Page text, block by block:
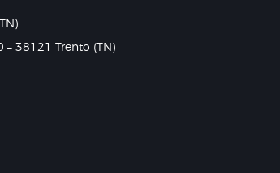
38121 Trento (TN)